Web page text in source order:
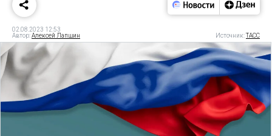
02.08.2023 12:53
Автор:Алексей Лапшин Источник:ТАСС